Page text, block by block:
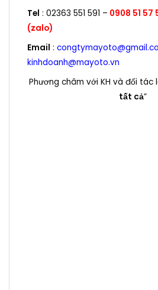
Tel : 02363 551 591 – 0908 51 57
(zalo)
Email :
kinhdoanh@mayoto.vn
Phương châm với KH và đối tác
tất cả”